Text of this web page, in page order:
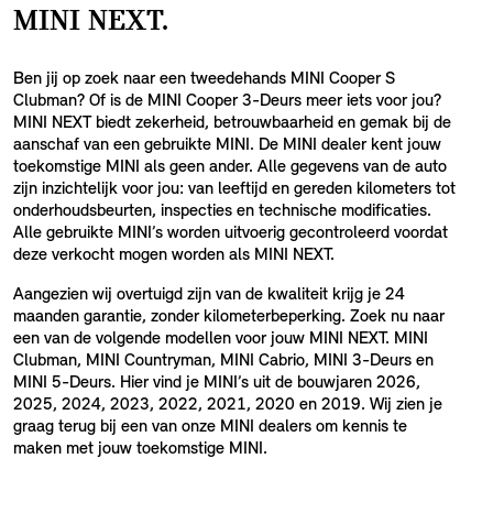
MINI NEXT.
Ben jij op zoek naar een tweedehands MINI Cooper S
Clubman? Of is de MINI Cooper 3-Deurs meer iets voor jou?
MINI NEXT biedt zekerheid, betrouwbaarheid en gemak bij de
aanschaf van een gebruikte MINI. De MINI dealer kent jouw
toekomstige MINI als geen ander. Alle gegevens van de auto
zijn inzichtelijk voor jou: van leeftijd en gereden kilometers tot
onderhoudsbeurten, inspecties en technische modificaties.
Alle gebruikte MINI’s worden uitvoerig gecontroleerd voordat
deze verkocht mogen worden als MINI NEXT.
Aangezien wij overtuigd zijn van de kwaliteit krijg je 24
maanden garantie, zonder kilometerbeperking. Zoek nu naar
een van de volgende modellen voor jouw MINI NEXT. MINI
Clubman, MINI Countryman, MINI Cabrio, MINI 3-Deurs en
MINI 5-Deurs. Hier vind je MINI’s uit de bouwjaren 2026,
2025, 2024, 2023, 2022, 2021, 2020 en 2019. Wij zien je
graag terug bij een van onze MINI dealers om kennis te
maken met jouw toekomstige MINI.